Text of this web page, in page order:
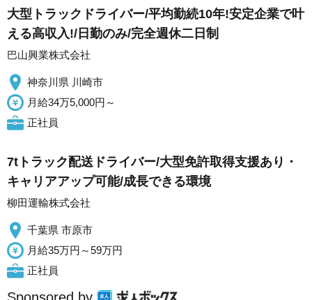
大型トラックドライバー/平均勤続10年!安定企業で叶
える高収入!/日勤のみ/完全週休二日制
巴山興業株式会社
神奈川県 川崎市
月給34万5,000円～
正社員
7tトラック配送ドライバー/大型免許取得支援あり・
キャリアアップ可能/成長できる環境
柳田運輸株式会社
千葉県 市原市
月給35万円～59万円
正社員
Sponsored by